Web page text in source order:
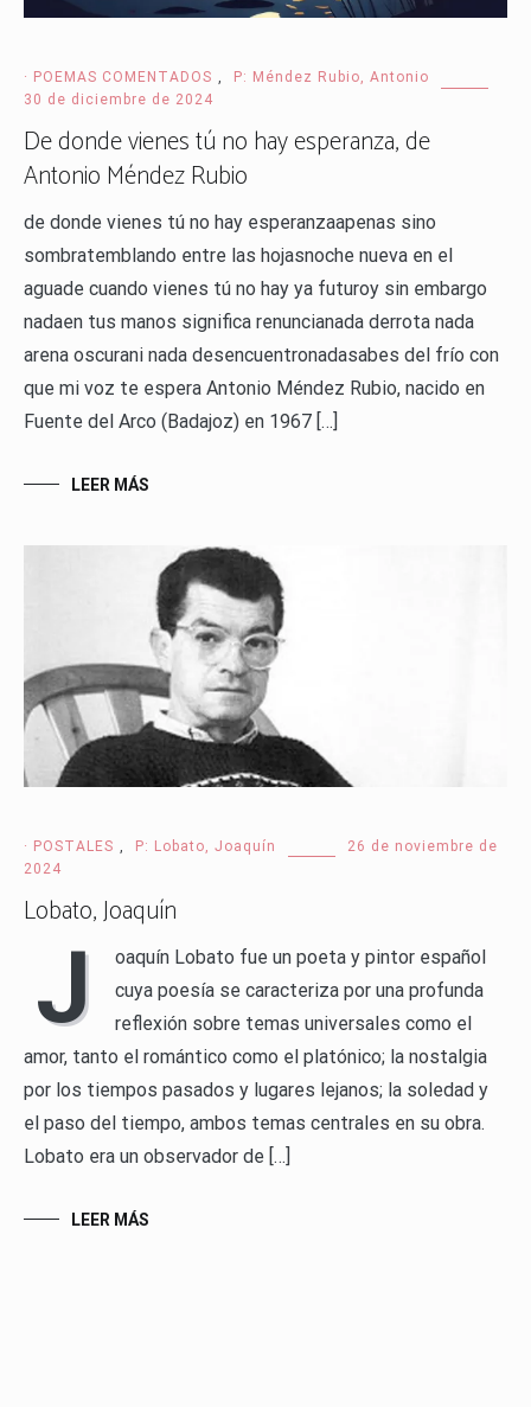
· POEMAS COMENTADOS ,
P: Méndez Rubio, Antonio
30 de diciembre de 2024
De donde vienes tú no hay esperanza, de
Antonio Méndez Rubio
de donde vienes tú no hay esperanzaapenas sino
sombratemblando entre las hojasnoche nueva en el
aguade cuando vienes tú no hay ya futuroy sin embargo
nadaen tus manos significa renuncianada derrota nada
arena oscurani nada desencuentronadasabes del frío con
que mi voz te espera Antonio Méndez Rubio, nacido en
Fuente del Arco (Badajoz) en 1967 […]
LEER MÁS
· POSTALES P: Lobato, Joaquín
26 de noviembre de
2024
Lobato, Joaquín
J
oaquín Lobato fue un poeta y pintor español
cuya poesía se caracteriza por una profunda
reflexión sobre temas universales como el
amor, tanto el romántico como el platónico; la nostalgia
por los tiempos pasados y lugares lejanos; la soledad y
el paso del tiempo, ambos temas centrales en su obra.
Lobato era un observador de […]
LEER MÁS